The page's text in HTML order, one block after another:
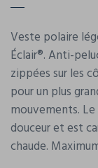
Veste polaire
Éclair®. Anti-
zippées sur les
pour un plus
mouvements.
douceur et est
chaude.